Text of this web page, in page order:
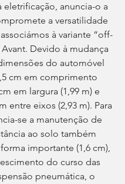
eletrificação, anuncia-o a
a versatilidade
à variante “off-
Devido à mudança
do automóvel
cm em comprimento
em largura (1,99 m) e
entre eixos (2,93 m). Para
se a manutenção de
ao solo também
importante (1,6 cm),
do curso das
pneumática, o